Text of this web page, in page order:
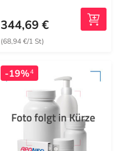
344,69 €
(68,94 €/1 St)
-19%4